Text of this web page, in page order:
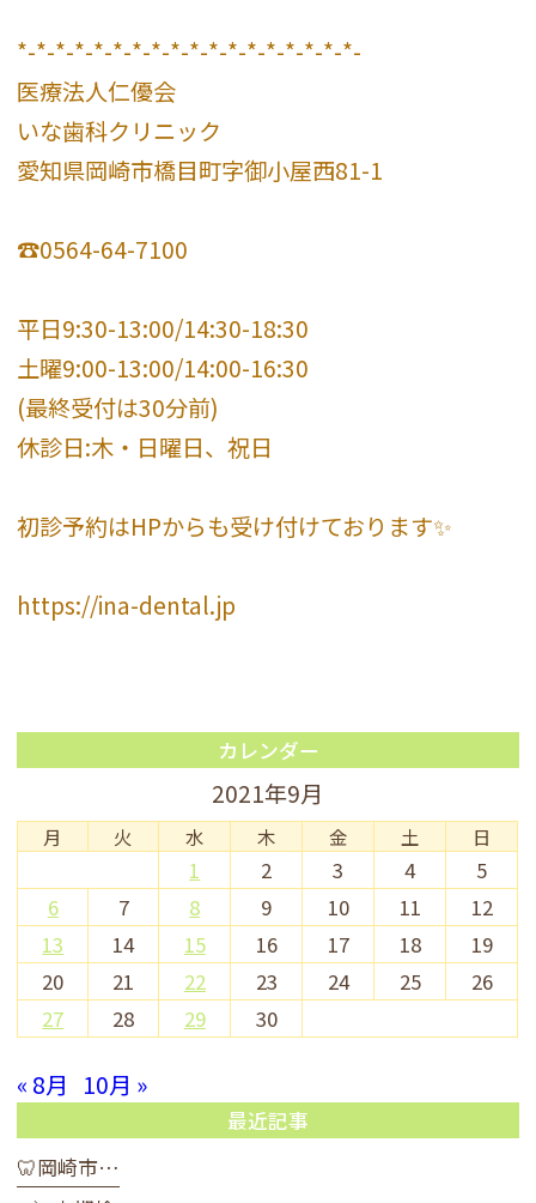
*-*-*-*-*-*-*-*-*-*-*-*-*-*-*-*-*-*-
医療法人仁優会
いな歯科クリニック
愛知県岡崎市橋目町字御小屋西81-1
☎️0564-64-7100
平日9:30-13:00/14:30-18:30
土曜9:00-13:00/14:00-16:30
(最終受付は30分前)
休診日:木・日曜日、祝日
初診予約はHPからも受け付けております✨
https://ina-dental.jp
カレンダー
2021年9月
月 火 水 木 金 土 日
1 2 3 4
5
6
7 8 9 10 11
12
13
14 15 16 17 18
19
20
21 22 23 24 25
26
27
28 29 30
« 8月 10月 »
最近記事
🦷岡崎市…